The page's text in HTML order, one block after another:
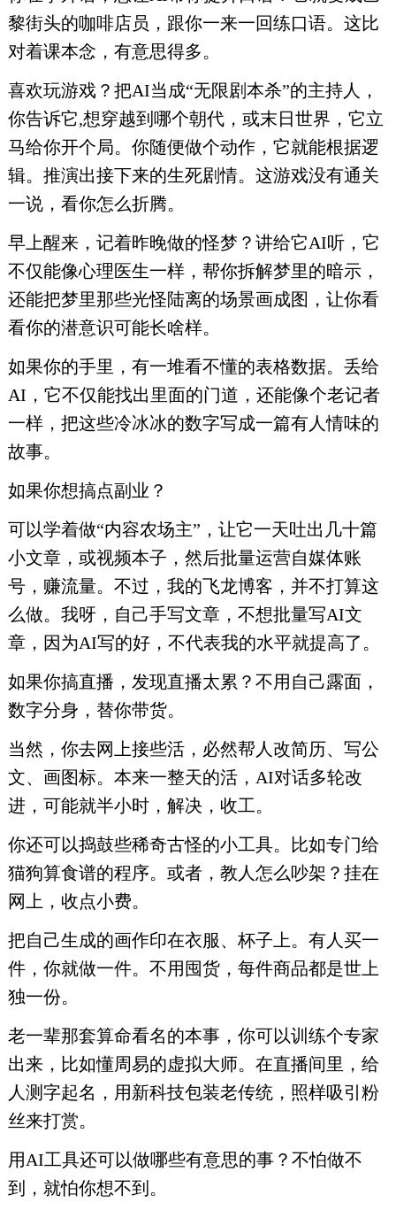
黎街头的咖啡店员，跟你一来一回练口语。这比
对着课本念，有意思得多。
喜欢玩游戏？把AI当成“无限剧本杀”的主持人，
你告诉它,想穿越到哪个朝代，或末日世界，它立
马给你开个局。你随便做个动作，它就能根据逻
辑。推演出接下来的生死剧情。这游戏没有通关
一说，看你怎么折腾。
早上醒来，记着昨晚做的怪梦？讲给它AI听，它
不仅能像心理医生一样，帮你拆解梦里的暗示，
还能把梦里那些光怪陆离的场景画成图，让你看
看你的潜意识可能长啥样。
如果你的手里，有一堆看不懂的表格数据。丢给
AI，它不仅能找出里面的门道，还能像个老记者
一样，把这些冷冰冰的数字写成一篇有人情味的
故事。
如果你想搞点副业？
可以学着做“内容农场主”，让它一天吐出几十篇
小文章，或视频本子，然后批量运营自媒体账
号，赚流量。不过，我的飞龙博客，并不打算这
么做。我呀，自己手写文章，不想批量写AI文
章，因为AI写的好，不代表我的水平就提高了。
如果你搞直播，发现直播太累？不用自己露面，
数字分身，替你带货。
当然，你去网上接些活，必然帮人改简历、写公
文、画图标。本来一整天的活，AI对话多轮改
进，可能就半小时，解决，收工。
你还可以捣鼓些稀奇古怪的小工具。比如专门给
猫狗算食谱的程序。或者，教人怎么吵架？挂在
网上，收点小费。
把自己生成的画作印在衣服、杯子上。有人买一
件，你就做一件。不用囤货，每件商品都是世上
独一份。
老一辈那套算命看名的本事，你可以训练个专家
出来，比如懂周易的虚拟大师。在直播间里，给
人测字起名，用新科技包装老传统，照样吸引粉
丝来打赏。
用AI工具还可以做哪些有意思的事？不怕做不
到，就怕你想不到。